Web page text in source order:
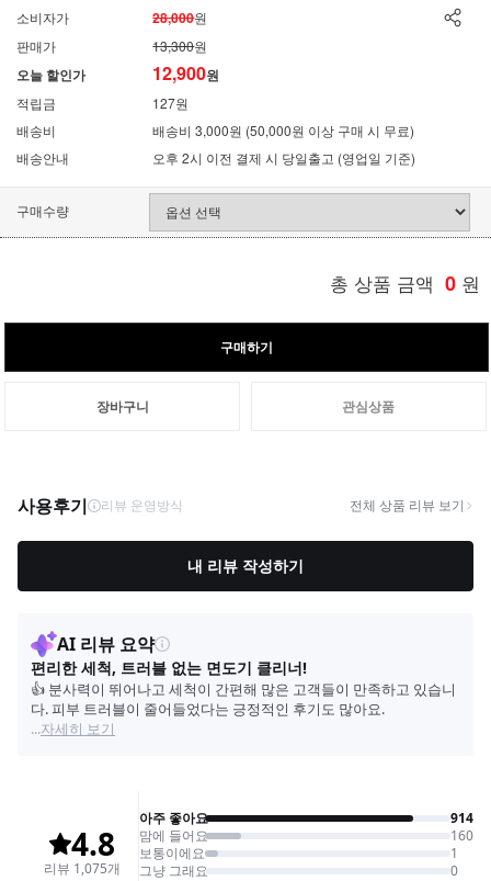
소비자가 28,000원
판매가
13,300원
오늘 할인가 12,900원
적립금
127원
배송비
배송비 3,000원 (50,000원 이상 구매 시 무료)
배송안내
오후 2시 이전 결제 시 당일출고 (영업일 기준)
구매수량
총 상품 금액 0 원
구매하기
장바구니 관심상품